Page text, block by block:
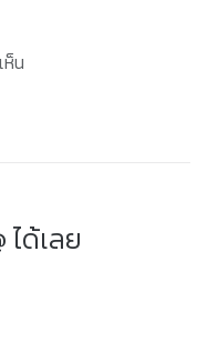
น
ได้เลย